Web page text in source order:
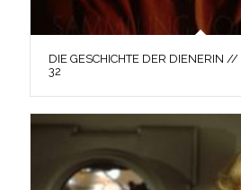
DIE GESCHICHTE DER DIENERIN
32